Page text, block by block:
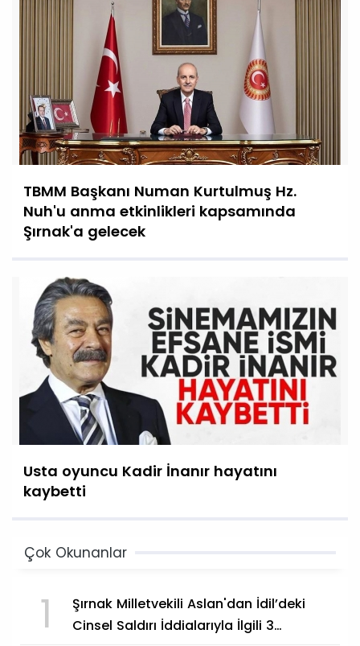
TBMM Başkanı Numan Kurtulmuş Hz.
Nuh'u anma etkinlikleri kapsamında
Şırnak'a gelecek
Usta oyuncu Kadir İnanır hayatını
kaybetti
Çok Okunanlar
1
Şırnak Milletvekili Aslan'dan İdil’deki
Cinsel Saldırı İddialarıyla İlgili 3